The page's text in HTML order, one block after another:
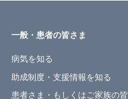
一般・患者の皆さま
病気を知る
助成制度・支援情報を知る
患者さま・もしくはご家族の皆